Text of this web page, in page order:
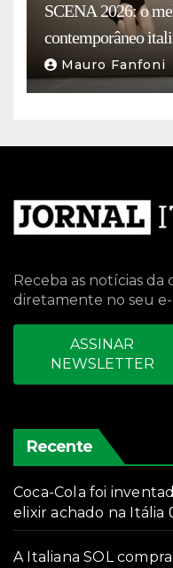
SCENA 2026: o
contemporâneo
Mauro Fanfoni
Receba as notícias
diretamente no seu e-
ASSINAR
NEWSLETTER
Recente
Coca-Cola foi
elixir achado na Itália
A Italiana SOL